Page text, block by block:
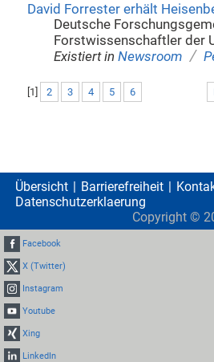
David Forrester erhält
Deutsche
Forstwissenschaftler der
Existiert in Newsroom /
1 2 3 4 5 6
Übersicht Barrierefreiheit
Datenschutzerklaerung
Copyright ©
Facebook
X (Twitter)
Instagram
Youtube
Xing
LinkedIn